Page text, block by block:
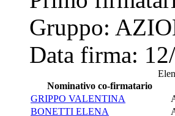
Gruppo:
Data firma:
Nominativo co-firmatario
GRIPPO VALENTINA
BONETTI ELENA